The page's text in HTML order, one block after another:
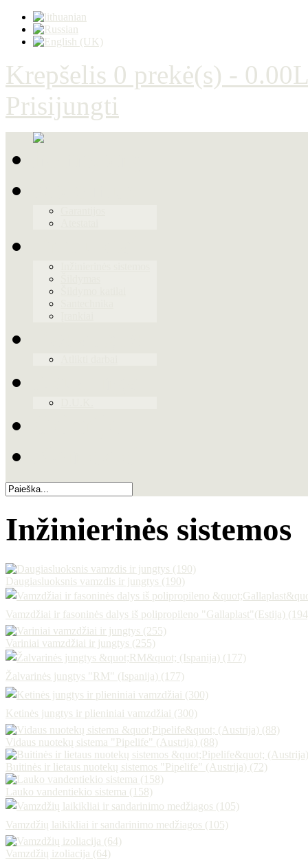
Krepšelis 0 prekė(s) -
Prisijungti
Inžinierinės sistemos
Daugiasluoksnis vamzdis ir jungtys (190)
Vamzdžiai ir fasoninės dalys iš polipropileno "Gallaplast"(Estija)
Variniai vamzdžiai ir jungtys (255)
Žalvarinės jungtys "RM" (Ispanija) (177)
Ketinės jungtys ir plieniniai vamzdžiai (300)
Vidaus nuotekų sistema "Pipelife" (Austrija) (88)
Buitinės ir lietaus nuotekų sistemos "Pipelife" (Austrija) (72)
Lauko vandentiekio sistema (158)
Vamzdžių laikikliai ir sandarinimo medžiagos (105)
Vamzdžių izoliacija (64)